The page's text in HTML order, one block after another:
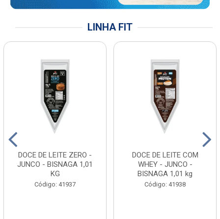
LINHA FIT
DOCE DE LEITE ZERO -
JUNCO - BISNAGA 1,01
KG
Código: 41937
DOCE DE LEITE COM
WHEY - JUNCO -
BISNAGA 1,01 kg
Código: 41938